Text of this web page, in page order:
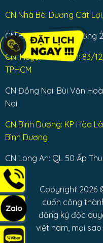
CN Nhà Bè: Dương Cát
CN Huyện Củ Chi: Đường
CN: Huyện Hóc Môn: 83/
TPHCM
CN Đồng Nai: Bùi Văn
Nai
CN Bình Dương: KP Hòa
Bình Dương
CN Long An: QL 50 Ấp
Copyright 2026
cuốn công
đăng ký độc
việt nam, mọi